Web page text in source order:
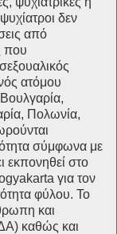
δεν
από
που
ατόμου
Πολωνία,
σύμφωνα με
εκπονηθεί στο
για τον
φύλου. Το
και
καθώς και